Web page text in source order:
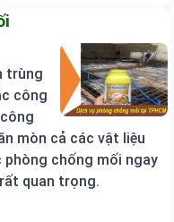
trùng
công
mòn cả các vật liệu
phòng chống mối ngay
quan trọng.